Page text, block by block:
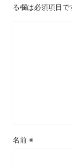
る欄は必須項目で
名前 ※